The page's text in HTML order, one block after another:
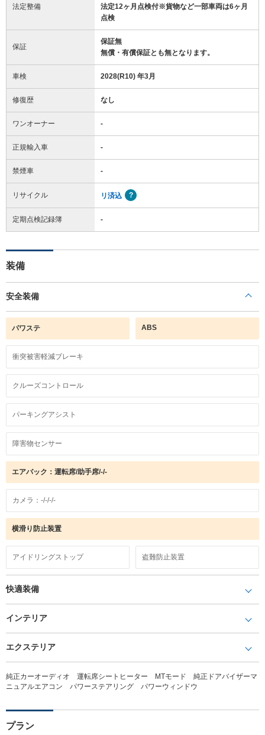
法定整備
法定12ヶ月点検付※貨物など一部車両は6ヶ月
点検
保証
保証無
無償・有償保証とも無となります。
車検 2028(R10) 年3月
修復歴 なし
ワンオーナー -
正規輸入車 -
禁煙車 -
リサイクル リ済込
定期点検記録簿 -
装備
安全装備
パワステ ABS
衝突被害軽減ブレーキ
クルーズコントロール
パーキングアシスト
障害物センサー
エアバック：運転席/助手席/-/-
カメラ：-/-/-/-
横滑り防止装置
アイドリングストップ 盗難防止装置
快適装備
インテリア
エクステリア
純正カーオーディオ 運転席シートヒーター MTモード 純正ドアバイザーマ
ニュアルエアコン パワーステアリング パワーウィンドウ
プラン